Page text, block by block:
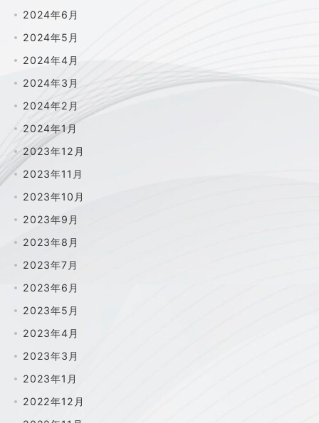
2024年6月
2024年5月
2024年4月
2024年3月
2024年2月
2024年1月
2023年12月
2023年11月
2023年10月
2023年9月
2023年8月
2023年7月
2023年6月
2023年5月
2023年4月
2023年3月
2023年1月
2022年12月